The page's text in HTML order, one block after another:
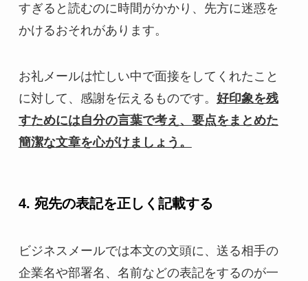
すぎると読むのに時間がかかり、先方に迷惑を
かけるおそれがあります。
お礼メールは忙しい中で面接をしてくれたこと
に対して、感謝を伝えるものです。 好印象を残
すためには自分の言葉で考え、要点をまとめた
簡潔な文章を心がけましょう。
4. 宛先の表記を正しく記載する
ビジネスメールでは本文の文頭に、送る相手の
企業名や部署名、名前などの表記をするのが一